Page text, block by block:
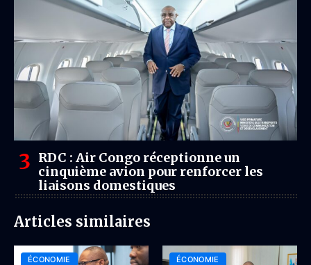
RDC : Air Congo réceptionne un
cinquième avion pour renforcer les
liaisons domestiques
Articles similaires
ÉCONOMIE ÉCONOMIE